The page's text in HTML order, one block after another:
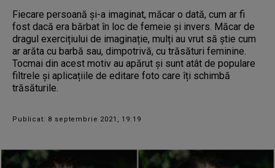
Fiecare persoană și-a imaginat, măcar o dată, cum ar fi
fost dacă era bărbat în loc de femeie și invers. Măcar de
dragul exercițiului de imaginație, mulți au vrut să știe cum
ar arăta cu barbă sau, dimpotrivă, cu trăsături feminine.
Tocmai din acest motiv au apărut și sunt atât de populare
filtrele și aplicațiile de editare foto care îți schimbă
trăsăturile.
Publicat: 8 septembrie 2021, 19:19